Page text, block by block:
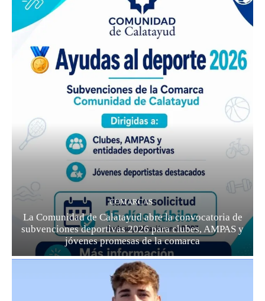
COMARCAS
La Comunidad de Calatayud abre la convocatoria de
subvenciones deportivas 2026 para clubes, AMPAS y
jóvenes promesas de la comarca